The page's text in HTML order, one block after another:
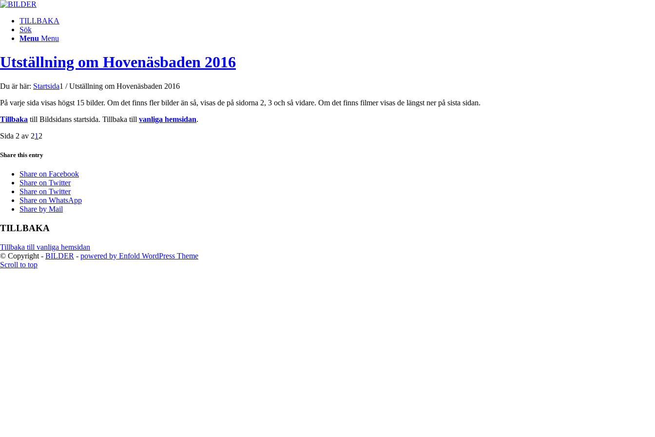
TILLBAKA
Sök
Menu Menu
Utställning om Hovenäsbaden 2016
Du är här: Startsida1 / Utställning om Hovenäsbaden 2016
På varje sida visas högst 15 bilder. Om det finns fler bilder än så, visas de på sidorna 2, 3 och så vidare. Om det finns filmer visas de längst ner på sista sidan.
Tillbaka till Bildsidans startsida. Tillbaka till vanliga hemsidan.
Sida 2 av 21 2
Share this entry
Share on Facebook
Share on Twitter
Share on Twitter
Share on WhatsApp
Share by Mail
TILLBAKA
Tillbaka till vanliga hemsidan
© Copyright - BILDER - powered by Enfold WordPress Theme
Scroll to top